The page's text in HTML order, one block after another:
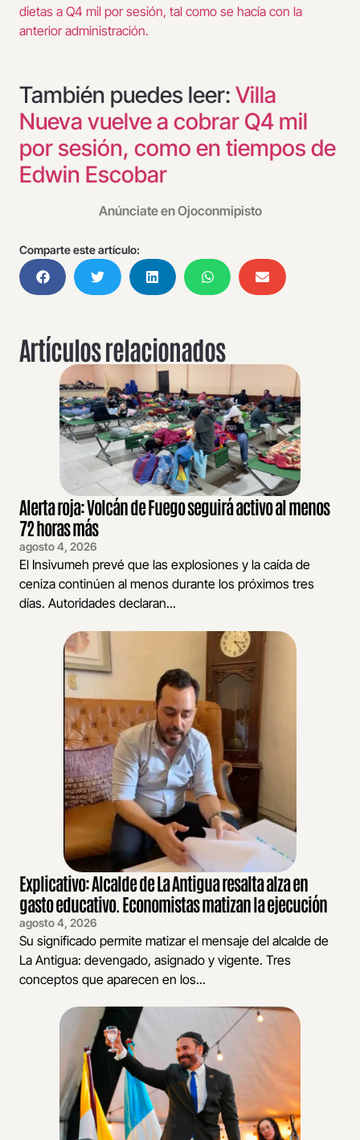
dietas a Q4 mil por sesión, tal como se hacía con la
anterior administración.
También puedes leer: Villa
Nueva vuelve a cobrar Q4 mil
por sesión, como en tiempos de
Edwin Escobar
Anúnciate en Ojoconmipisto
Comparte este artículo:
Artículos relacionados
Alerta roja: Volcán de Fuego seguirá activo al menos
72 horas más
agosto 4, 2026
El Insivumeh prevé que las explosiones y la caída de
ceniza continúen al menos durante los próximos tres
días. Autoridades declaran...
Explicativo: Alcalde de La Antigua resalta alza en
gasto educativo. Economistas matizan la ejecución
agosto 4, 2026
Su significado permite matizar el mensaje del alcalde de
La Antigua: devengado, asignado y vigente. Tres
conceptos que aparecen en los...